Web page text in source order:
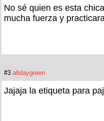
No sé quien es esta
mucha fuerza y
#3 alldaygreen
Jajaja la etiqueta para